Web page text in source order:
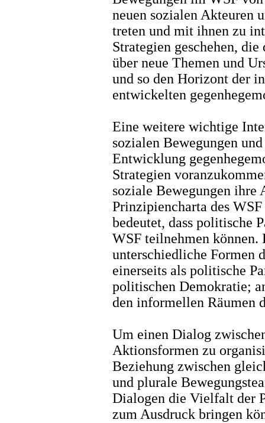
neuen sozialen Akteuren
treten und mit ihnen zu
Strategien geschehen,
über neue Themen und
und so den Horizont der
entwickelten
Eine weitere wichtige
sozialen Bewegungen
Entwicklung
Strategien
soziale Bewegungen ihre
Prinzipiencharta des
bedeutet, dass politische
WSF teilnehmen können.
unterschiedliche Formen
einerseits als politische
politischen Demokratie;
den informellen Räumen
Um einen Dialog
Aktionsformen zu
Beziehung zwischen
und plurale
Dialogen die Vielfalt der
zum Ausdruck bringen